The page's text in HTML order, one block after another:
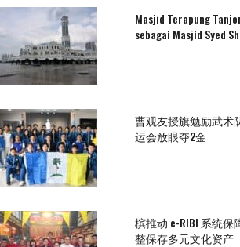
Masjid Terapung
sebagai Masjid Syed
曹观友授旗勉励武术
运会放眼夺2金
槟推动 e-RIBI 系统
整保存多元文化资产